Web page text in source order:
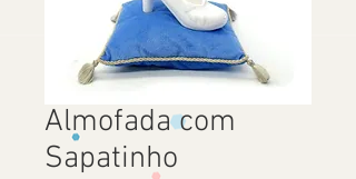
Almofada com
Sapatinho